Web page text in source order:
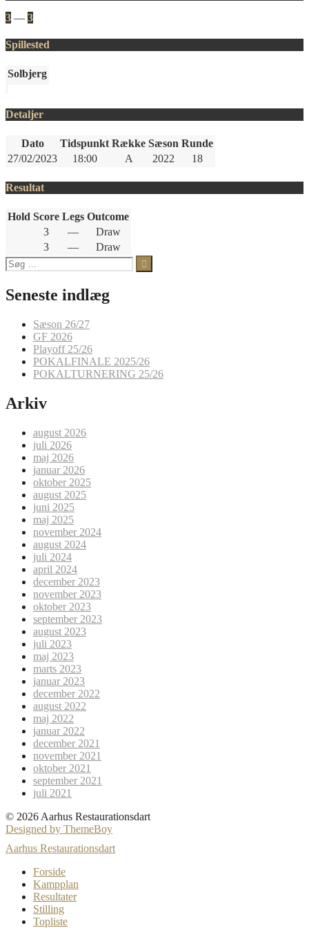
3 — 3
Spillested
Solbjerg
Detaljer
Dato Tidspunkt Række Sæson Runde
27/02/2023
18:00 A 2022 18
Resultat
Hold Score Legs Outcome
3
—
Draw
3
—
Draw
Søg
efter:
Seneste indlæg
Sæson 26/27
GF 2026
Playoff 25/26
POKALFINALE 2025/26
POKALTURNERING 25/26
Arkiv
august 2026
juli 2026
maj 2026
januar 2026
oktober 2025
august 2025
juni 2025
maj 2025
november 2024
august 2024
juli 2024
april 2024
december 2023
november 2023
oktober 2023
september 2023
august 2023
juli 2023
maj 2023
marts 2023
januar 2023
december 2022
august 2022
maj 2022
januar 2022
december 2021
november 2021
oktober 2021
september 2021
juli 2021
© 2026 Aarhus Restaurationsdart
Designed by ThemeBoy
Aarhus Restaurationsdart
Forside
Kampplan
Resultater
Stilling
Topliste